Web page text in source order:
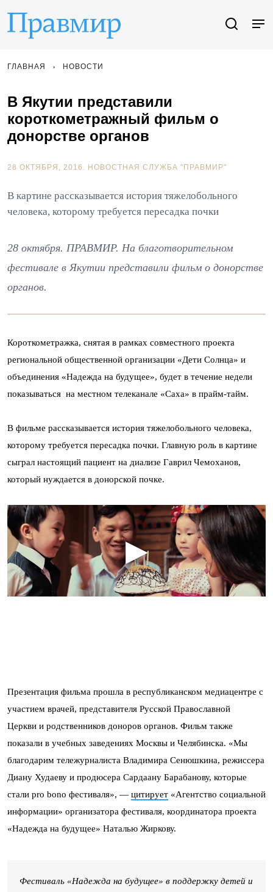
ГЛАВНАЯ НОВОСТИ
В Якутии представили
короткометражный фильм о
донорстве органов
28 ОКТЯБРЯ, 2016. НОВОСТНАЯ СЛУЖБА "ПРАВМИР"
В картине рассказывается история тяжелобольного
человека, которому требуется пересадка почки
28 октября. ПРАВМИР. На благотворительном
фестивале в Якутии представили фильм о донорстве
органов.
Короткометражка, снятая в рамках совместного проекта
региональной общественной организации «Дети Солнца» и
объединения «Надежда на будущее», будет в течение недели
показываться на местном телеканале «Саха» в прайм-тайм.
В фильме рассказывается история тяжелобольного человека,
которому требуется пересадка почки. Главную роль в картине
сыграл настоящий пациент на диализе Гаврил Чемоханов,
который нуждается в донорской почке.
Презентация фильма прошла в республиканском медиацентре с
участием врачей, представителя Русской Православной
Церкви и родственников доноров органов. Фильм также
показали в учебных заведениях Москвы и Челябинска. «Мы
благодарим тележурналиста Владимира Сенюшкина, режиссера
Диану Худаеву и продюсера Сардаану Барабанову, которые
стали pro bono фестиваля», — цитирует «Агентство социальной
информации» организатора фестиваля, координатора проекта
«Надежда на будущее» Наталью Жиркову.
Фестиваль «Надежда на будущее» в поддержку детей и